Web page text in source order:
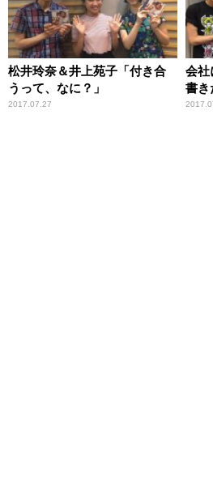
松井玲奈＆井上苑子「付き合
うって、なに？」
2017.07.27
会社
書き